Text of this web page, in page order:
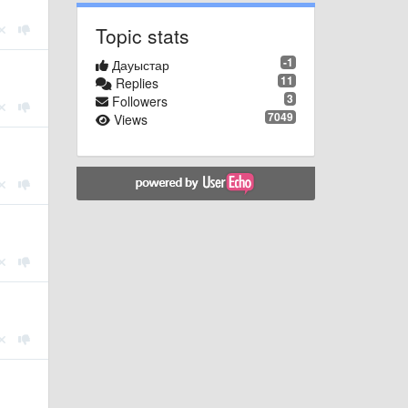
Topic stats
-1
Дауыстар
11
Replies
3
Followers
7049
Views